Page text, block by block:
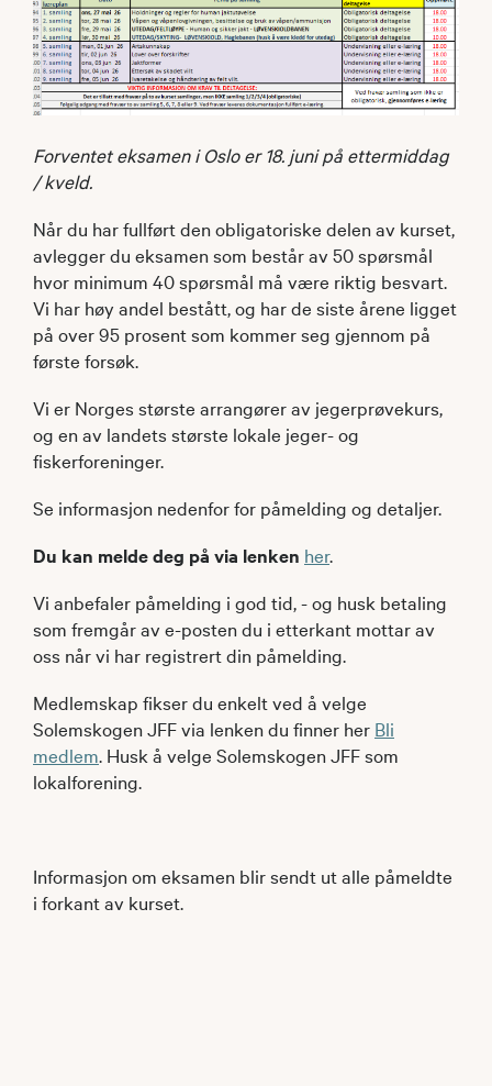
Forventet eksamen i Oslo er 18. juni på ettermiddag
/ kveld.
Når du har fullført den obligatoriske delen av kurset,
avlegger du eksamen som består av 50 spørsmål
hvor minimum 40 spørsmål må være riktig besvart.
Vi har høy andel bestått, og har de siste årene ligget
på over 95 prosent som kommer seg gjennom på
første forsøk.
Vi er Norges største arrangører av jegerprøvekurs,
og en av landets største lokale jeger- og
fiskerforeninger.
Se informasjon nedenfor for påmelding og detaljer.
Du kan melde deg på via lenken her.
Vi anbefaler påmelding i god tid, - og husk betaling
som fremgår av e-posten du i etterkant mottar av
oss når vi har registrert din påmelding.
Medlemskap fikser du enkelt ved å velge
Solemskogen JFF via lenken du finner her Bli
medlem. Husk å velge Solemskogen JFF som
lokalforening.
Informasjon om eksamen blir sendt ut alle påmeldte
i forkant av kurset.